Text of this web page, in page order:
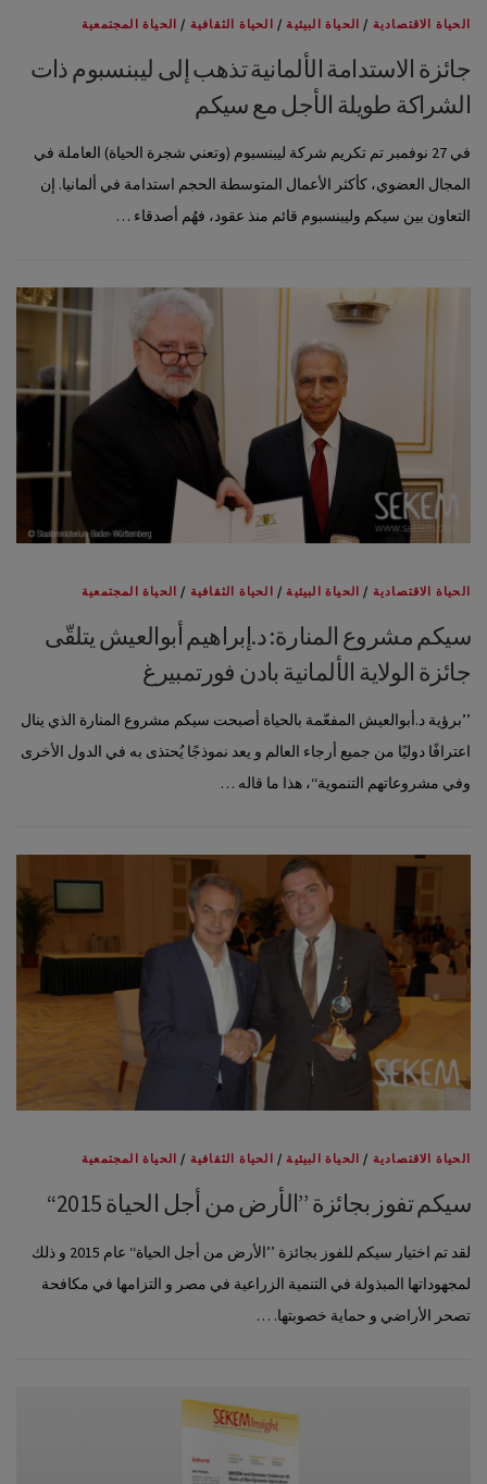
الحياة الاقتصادية / الحياة البيئية / الحياة الثقافية / الحياة المجتمعية
جائزة الاستدامة الألمانية تذهب إلى ليبنسبوم ذات
الشراكة طويلة الأجل مع سيكم
في 27 نوفمبر تم تكريم شركة ليبنسبوم (وتعني شجرة الحياة) العاملة في
المجال العضوي، كأكثر الأعمال المتوسطة الحجم استدامة في ألمانيا. إن
التعاون بين سيكم وليبنسبوم قائم منذ عقود، فهُم أصدقاء …
الحياة الاقتصادية / الحياة البيئية / الحياة الثقافية / الحياة المجتمعية
سيكم مشروع المنارة: د.إبراهيم أبوالعيش يتلقّى
جائزة الولاية الألمانية بادن فورتمبيرغ
’’برؤية د.أبوالعيش المفعّمة بالحياة أصبحت سيكم مشروع المنارة الذي ينال
اعترافًا دوليًا من جميع أرجاء العالم و يعد نموذجًا يُحتذى به في الدول الأخرى
وفي مشروعاتهم التنموية‘‘، هذا ما قاله …
الحياة الاقتصادية / الحياة البيئية / الحياة الثقافية / الحياة المجتمعية
سيكم تفوز بجائزة ’’الأرض من أجل الحياة 2015‘‘
لقد تم اختيار سيكم للفوز بجائزة ’’الأرض من أجل الحياة‘‘ عام 2015 و ذلك
لمجهوداتها المبذولة في التنمية الزراعية في مصر و التزامها في مكافحة
تصحر الأراضي و حماية خصوبتها. …